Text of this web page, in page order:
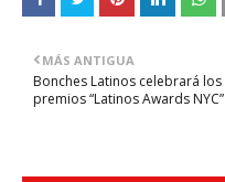
MÁS ANTIGUA
Bonches Latinos celebrará los
premios “Latinos Awards NYC”